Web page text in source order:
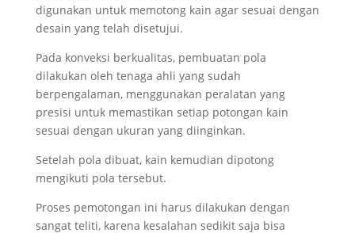
digunakan untuk memotong kain agar sesuai dengan
desain yang telah disetujui.
Pada konveksi berkualitas, pembuatan pola
dilakukan oleh tenaga ahli yang sudah
berpengalaman, menggunakan peralatan yang
presisi untuk memastikan setiap potongan kain
sesuai dengan ukuran yang diinginkan.
Setelah pola dibuat, kain kemudian dipotong
mengikuti pola tersebut.
Proses pemotongan ini harus dilakukan dengan
sangat teliti, karena kesalahan sedikit saja bisa